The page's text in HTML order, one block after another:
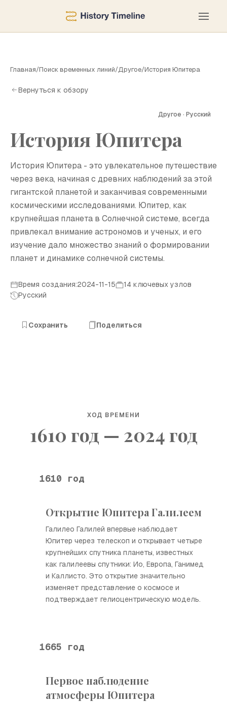
Главная/Поиск временных линий/Другое/История Юпитера
Вернуться к обзору
Другое · Русский
История Юпитера
История Юпитера - это увлекательное путешествие
через века, начиная с древних наблюдений за этой
гигантской планетой и заканчивая современными
космическими исследованиями. Юпитер, как
крупнейшая планета в Солнечной системе, всегда
привлекал внимание астрономов и ученых, и его
изучение дало множество знаний о формировании
планет и динамике солнечной системы.
Время создания:2024-11-15
14 ключевых узлов
Русский
Сохранить Поделиться
ХОД ВРЕМЕНИ
1610 год — 2024 год
1610 год
Открытие Юпитера Галилеем
Галилео Галилей впервые наблюдает
Юпитер через телескоп и открывает четыре
крупнейших спутника планеты, известных
как галилеевы спутники: Ио, Европа, Ганимед
и Каллисто. Это открытие значительно
изменяет представление о космосе и
подтверждает гелиоцентрическую модель.
1665 год
Первое наблюдение
атмосферы Юпитера